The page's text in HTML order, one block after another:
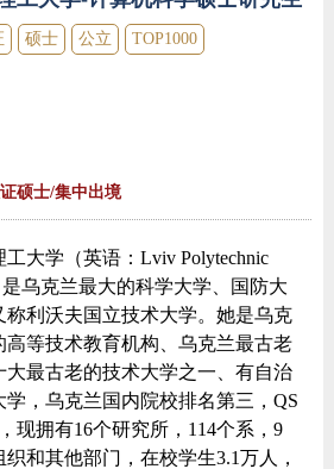
硕士 公立
TOP1000
硕士/集中出境
大学（英语：Lviv Polytechnic
是乌克兰最大的科学大学、国防大
利沃夫国立技术大学。她是乌克
高等技术教育机构、乌克兰最古老
大最古老的技术大学之一、有自治
，乌克兰国内院校排名第三，QS
现拥有16个研究所，114个系，9
和其他部门，在校学生3.1万人，